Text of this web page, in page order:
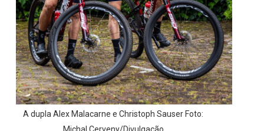
A dupla Alex Malacarne e Christoph Sauser Foto: